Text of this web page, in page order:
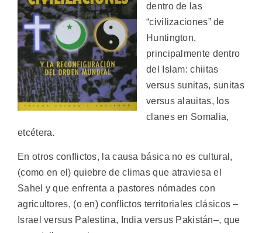
dentro de las
“civilizaciones” de
Huntington,
principalmente dentro
del Islam: chiitas
versus sunitas, sunitas
versus alauitas, los
clanes en Somalia,
etcétera.
En otros conflictos, la causa básica no es cultural,
(como en el) quiebre de climas que atraviesa el
Sahel y que enfrenta a pastores nómades con
agricultores, (o en) conflictos territoriales clásicos –
Israel versus Palestina, India versus Pakistán–, que